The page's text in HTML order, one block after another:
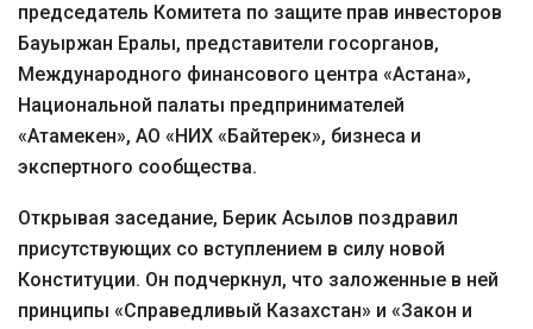
председатель Комитета по защите прав инвесторов
Бауыржан Ералы, представители госорганов,
Международного финансового центра «Астана»,
Национальной палаты предпринимателей
«Атамекен», АО «НИХ «Байтерек», бизнеса и
экспертного сообщества.
Открывая заседание, Берик Асылов поздравил
присутствующих со вступлением в силу новой
Конституции. Он подчеркнул, что заложенные в ней
принципы «Справедливый Казахстан» и «Закон и